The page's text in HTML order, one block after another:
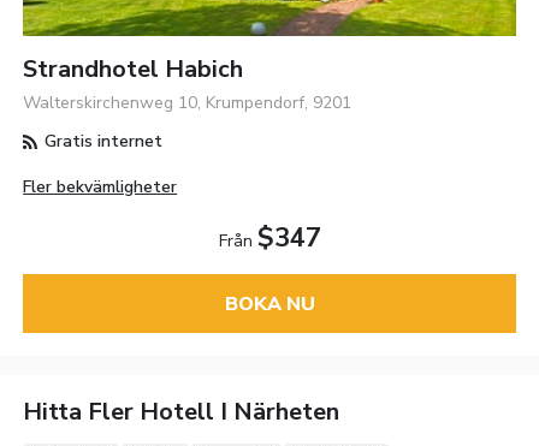
Strandhotel Habich
Walterskirchenweg 10, Krumpendorf, 9201
Gratis internet
Fler bekvämligheter
Från $347
BOKA NU
Hitta Fler Hotell I Närheten